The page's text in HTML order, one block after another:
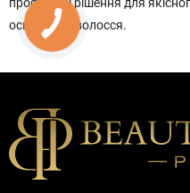
освітлення волосся.